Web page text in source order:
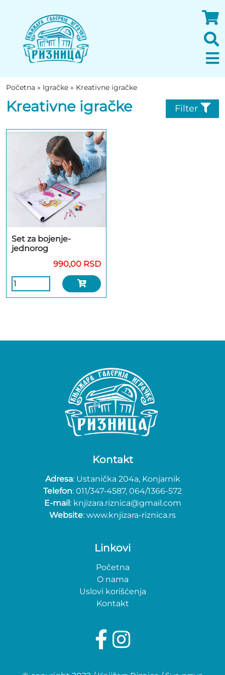
Početna » Igračke » Kreativne igračke
Kreativne igračke Filter
Set za bojenje-
jednorog
990,00 RSD
Kontakt
Adresa: Ustanička 204a, Konjarnik
Telefon: 011/347-4587, 064/1366-572
E-mail: knjizara.riznica@gmail.com
Website: www.knjizara-riznica.rs
Linkovi
Početna
O nama
Uslovi korišćenja
Kontakt